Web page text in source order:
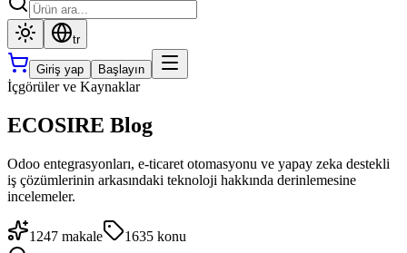
tr
Giriş yap Başlayın
İçgörüler ve Kaynaklar
ECOSIRE Blog
Odoo entegrasyonları, e-ticaret otomasyonu ve yapay zeka destekli
iş çözümlerinin arkasındaki teknoloji hakkında derinlemesine
incelemeler.
1247 makale 1635 konu